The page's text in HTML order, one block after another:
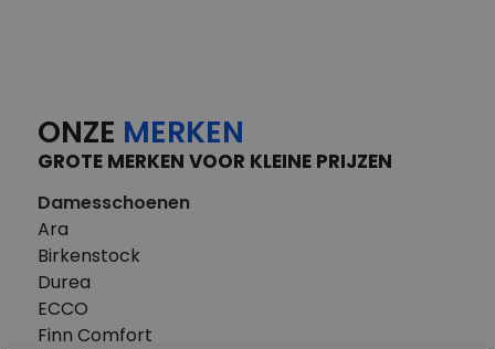
ONZE MERKEN
GROTE MERKEN VOOR KLEINE PRIJZEN
Damesschoenen
Ara
Birkenstock
Durea
ECCO
Finn Comfort